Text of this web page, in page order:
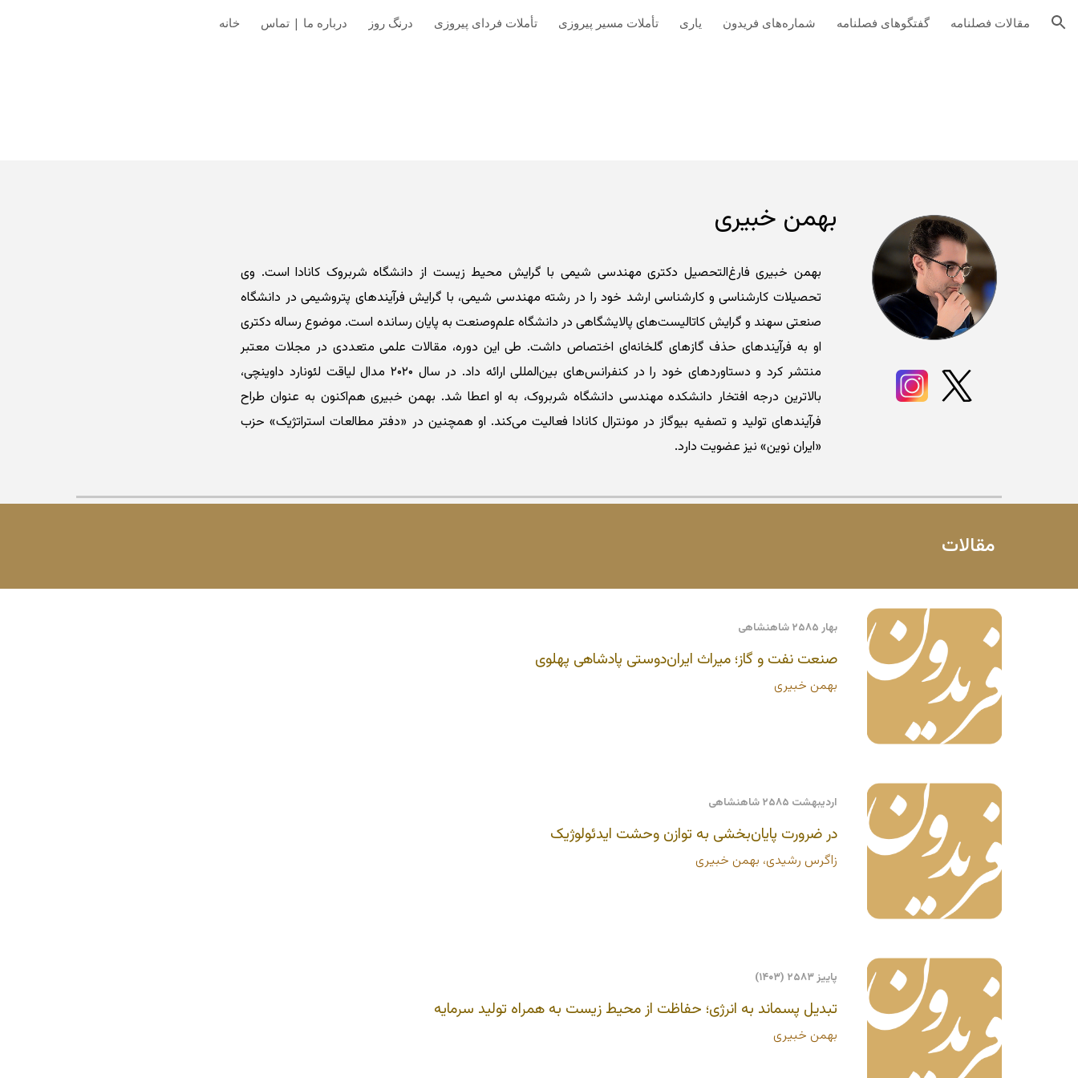
Skip to main content Skip to navigation خانه درباره ما | تماس درنگ روز تأملات فردای پیروزی تأملات مسیر پیروزی یاری شماره‌های فریدون گفتگوهای فصلنامه مقالات فصلنامه
بهمن خبیری
بهمن خبیری فارغ‌التحصیل دکتری مهندسی شیمی با گرایش محیط‌ زیست از دانشگاه شربروک کانادا است. وی
تحصیلات کارشناسی و کارشناسی‌ ارشد خود را در رشته مهندسی شیمی، با گرایش فرآیندهای پتروشیمی در دانشگاه
صنعتی سهند و گرایش کاتالیست‌های پالایشگاهی در دانشگاه علم‌وصنعت به پایان رسانده است. موضوع رساله دکتری
او به فرآیندهای حذف گازهای گلخانه‌ای اختصاص داشت. طی این دوره، مقالات علمی متعددی در مجلات معتبر
منتشر کرد و دستاوردهای خود را در کنفرانس‌های بین‌المللی ارائه داد. در سال ۲۰۲۰ مدال لیاقت لئونارد داوینچی،
بالاترین درجه افتخار دانشکده مهندسی دانشگاه شربروک، به او اعطا شد. بهمن خبیری هم‌اکنون به عنوان طراح
فرآیندهای تولید و تصفیه بیوگاز در مونترال کانادا فعالیت می‌کند. او همچنین در «دفتر مطالعات استراتژیک» حزب
«ایران نوین» نیز عضویت دارد.
مقالات
بهار ۲۵۸۵ شاهنشاهی
صنعت نفت و گاز؛ میراث ایران‌دوستی پادشاهی پهلوی
بهمن خبیری
اردیبهشت ۲۵۸۵ شاهنشاهی
در ضرورت پایان‌بخشی به توازن وحشت ایدئولوژیک
زاگرس رشیدی، بهمن خبیری
پاییز ۲۵۸۳ (۱۴۰۳)
تبدیل پسماند به انرژی؛ حفاظت از محیط زیست به همراه تولید سرمایه
بهمن خبیری